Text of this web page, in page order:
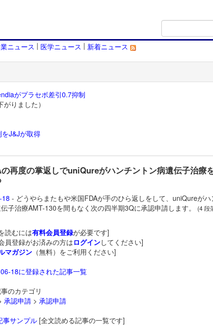
ニュース | 医学ニュース | 新着ニュース
がプラセボ差引0.7抑制
りました）
J&Jが取得
再度の掌返しでuniQureがハンチントン病遺伝子治療
- どうやらまたもや米国FDAが手のひら返しをして、uniQureがハ
子治療AMT-130を間もなく次の四半期3Qに承認申請します。 (4 段
読むには有料会員登録が必要です]
員登録がお済みの方はログインしてください]
マガジン（無料）をご利用ください]
18に登録された記事一覧
のカテゴリ
承認申請> 承認申請
事サンプル[全文読める記事の一覧です]